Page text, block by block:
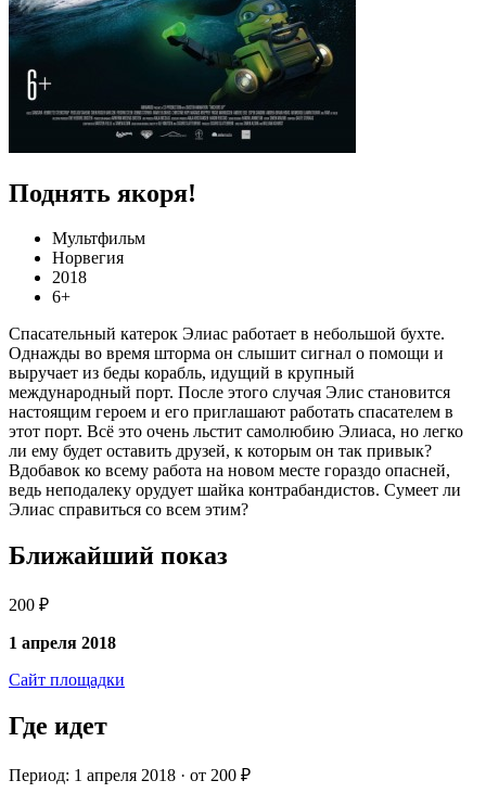
Поднять якоря!
Мультфильм
Норвегия
2018
6+
Спасательный катерок Элиас работает в небольшой бухте.
Однажды во время шторма он слышит сигнал о помощи и
выручает из беды корабль, идущий в крупный
международный порт. После этого случая Элис становится
настоящим героем и его приглашают работать спасателем в
этот порт. Всё это очень льстит самолюбию Элиаса, но легко
ли ему будет оставить друзей, к которым он так привык?
Вдобавок ко всему работа на новом месте гораздо опасней,
ведь неподалеку орудует шайка контрабандистов. Сумеет ли
Элиас справиться со всем этим?
Ближайший показ
200 ₽
1 апреля 2018
Сайт площадки
Где идет
Период: 1 апреля 2018 · от 200 ₽